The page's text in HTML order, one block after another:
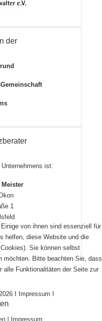
der
ist:
Meister
1
I Impressum
von ihnen sind essenziell für
helfen, diese Website und die
Sie können selbst
möchten. Bitte beachten Sie, dass
alle Funktionalitäten der Seite zur
| Impressum